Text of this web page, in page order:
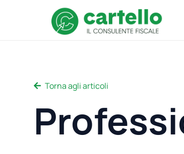
Torna agli articoli